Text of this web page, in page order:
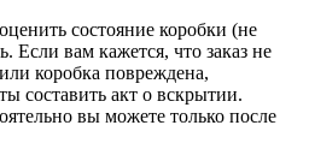
состояние коробки (не
Если вам кажется, что заказ не
коробка повреждена,
составить акт о вскрытии.
вы можете только после